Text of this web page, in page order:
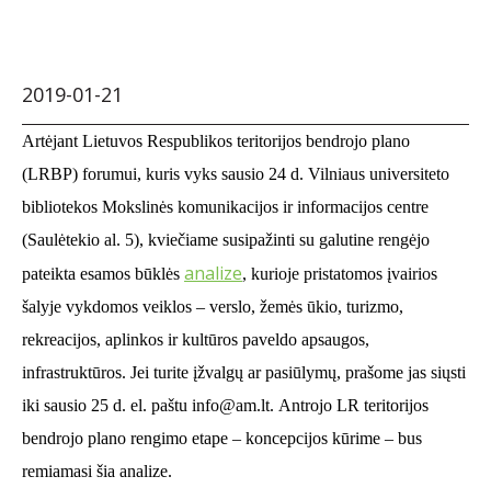
2019-01-21
Artėjant Lietuvos Respublikos teritorijos bendrojo plano
(LRBP) forumui, kuris vyks sausio 24 d. Vilniaus universiteto
bibliotekos Mokslinės komunikacijos ir informacijos centre
(Saulėtekio al. 5), kviečiame susipažinti su galutine rengėjo
pateikta esamos būklės analize, kurioje pristatomos įvairios
šalyje vykdomos veiklos – verslo, žemės ūkio, turizmo,
rekreacijos, aplinkos ir kultūros paveldo apsaugos,
infrastruktūros. Jei turite įžvalgų ar pasiūlymų, prašome jas siųsti
iki sausio 25 d. el. paštu info@am.lt. Antrojo LR teritorijos
bendrojo plano rengimo etape – koncepcijos kūrime – bus
remiamasi šia analize.